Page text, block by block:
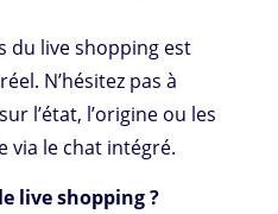
du live shopping est
N’hésitez pas à
l’état, l’origine ou les
via le chat intégré.
live shopping ?